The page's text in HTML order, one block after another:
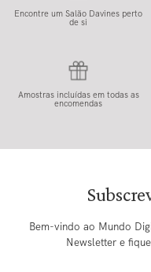
Encontre um Salão Davines perto
de si
Amostras incluídas em todas as
encomendas
Bem-vindo ao Mundo
Newsletter e